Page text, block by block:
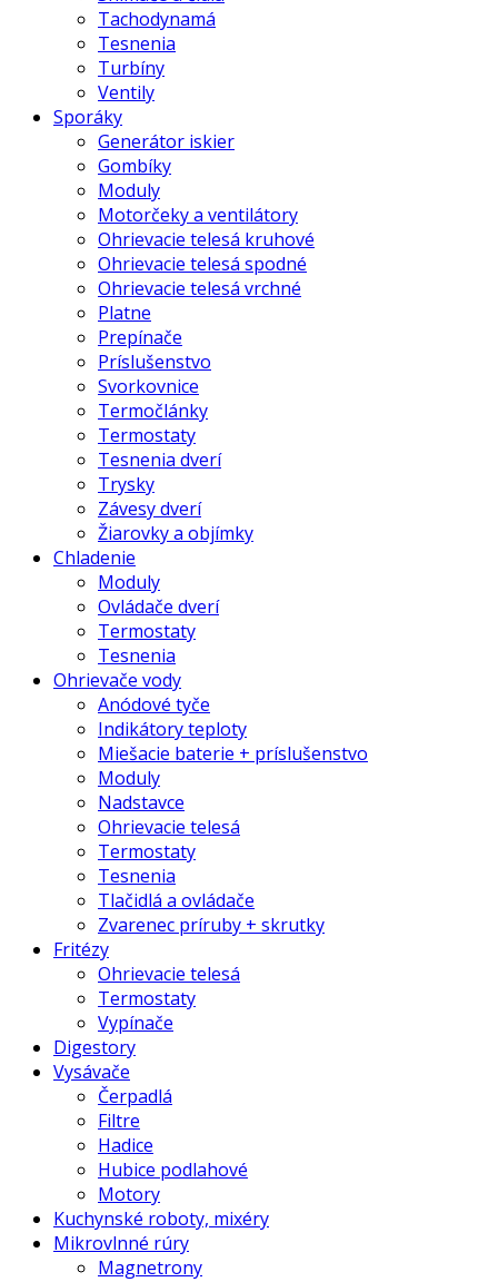
Tachodynamá
Tesnenia
Turbíny
Ventily
Sporáky
Generátor iskier
Gombíky
Moduly
Motorčeky a ventilátory
Ohrievacie telesá kruhové
Ohrievacie telesá spodné
Ohrievacie telesá vrchné
Platne
Prepínače
Príslušenstvo
Svorkovnice
Termočlánky
Termostaty
Tesnenia dverí
Trysky
Závesy dverí
Žiarovky a objímky
Chladenie
Moduly
Ovládače dverí
Termostaty
Tesnenia
Ohrievače vody
Anódové tyče
Indikátory teploty
Miešacie baterie + príslušenstvo
Moduly
Nadstavce
Ohrievacie telesá
Termostaty
Tesnenia
Tlačidlá a ovládače
Zvarenec príruby + skrutky
Fritézy
Ohrievacie telesá
Termostaty
Vypínače
Digestory
Vysávače
Čerpadlá
Filtre
Hadice
Hubice podlahové
Motory
Kuchynské roboty, mixéry
Mikrovlnné rúry
Magnetrony